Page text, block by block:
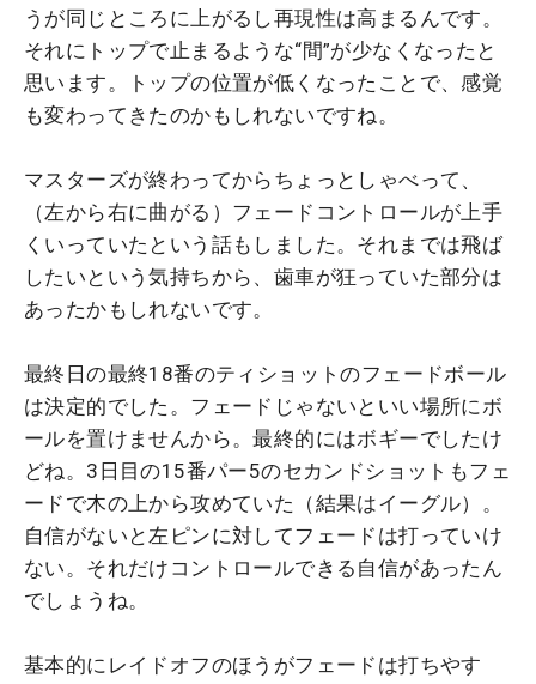
うが同じところに上がるし再現性は高まるんです。
それにトップで止まるような“間”が少なくなったと
思います。トップの位置が低くなったことで、感覚
も変わってきたのかもしれないですね。
マスターズが終わってからちょっとしゃべって、
（左から右に曲がる）フェードコントロールが上手
くいっていたという話もしました。それまでは飛ば
したいという気持ちから、歯車が狂っていた部分は
あったかもしれないです。
最終日の最終18番のティショットのフェードボール
は決定的でした。フェードじゃないといい場所にボ
ールを置けませんから。最終的にはボギーでしたけ
どね。3日目の15番パー5のセカンドショットもフェ
ードで木の上から攻めていた（結果はイーグル）。
自信がないと左ピンに対してフェードは打っていけ
ない。それだけコントロールできる自信があったん
でしょうね。
基本的にレイドオフのほうがフェードは打ちやす